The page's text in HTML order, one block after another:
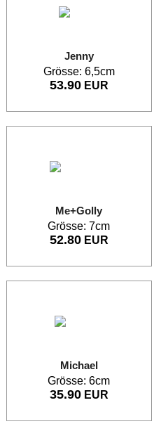
Jenny
Grösse: 6,5cm
53.90EUR
Me+Golly
Grösse: 7cm
52.80EUR
Michael
Grösse: 6cm
35.90EUR